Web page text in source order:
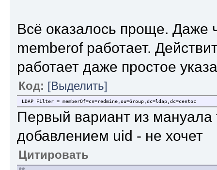
Всё оказалось проще.
memberof работает.
работает даже простое
Код: [Выделить]
LDAP Filter = memberOf=cn=redmine,ou=Group,dc=ldap,dc=centoc
Первый вариант из мануала
добавлением uid - не хочет
Цитировать